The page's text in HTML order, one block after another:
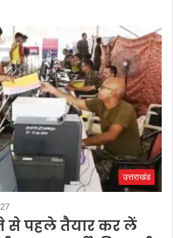
उत्तराखंड
से पहले तैयार कर लें